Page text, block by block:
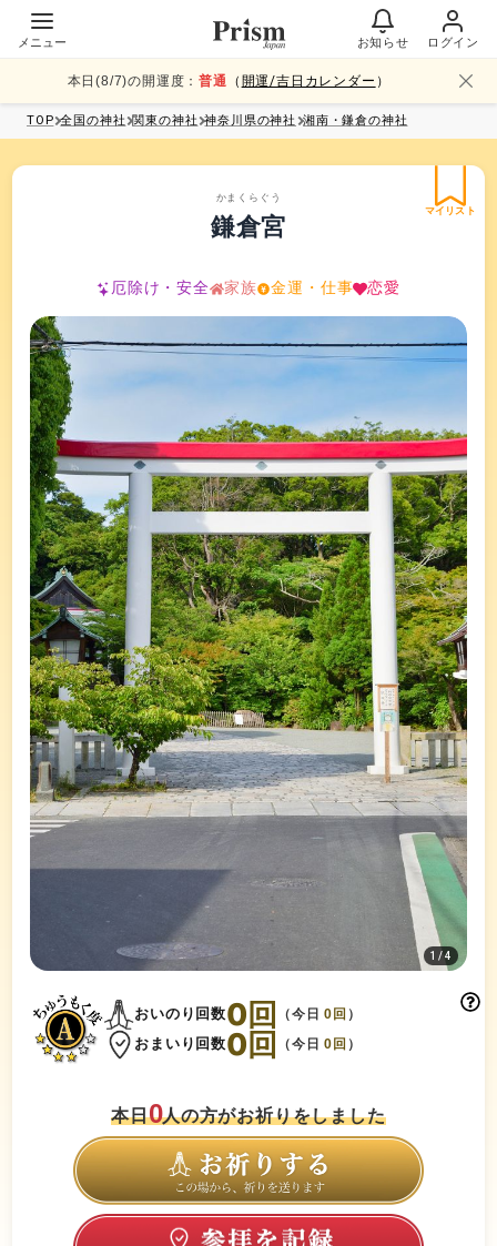
メニュー お知らせ ログイン
本日(8/7)の開運度：普通 （ 開運/吉日カレンダー ）
TOP 全国の神社 関東の神社 神奈川県の神社 湘南・鎌倉の神社
マイリスト
かまくらぐう
鎌倉宮
厄除け・安全 家族 金運・仕事 恋愛
1/4
おいのり回数0回 （今日0回 ）
おまいり回数0回 （今日0回 ）
本日0人の方がお祈りをしました